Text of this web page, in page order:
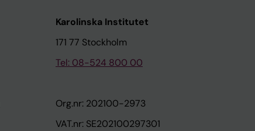
Karolinska Institutet
171 77 Stockholm
Tel: 08-524 800 00
Org.nr: 202100-2973
VAT.nr: SE202100297301